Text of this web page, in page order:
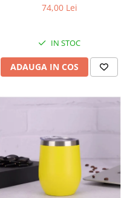
74,00 Lei
IN STOC
ADAUGA IN COS